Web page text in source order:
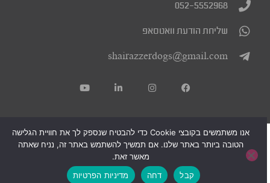
052-5552968
שליחת הודעת וואטסאפ
shairazzerdogs@gmail.com
אנו משתמשים בקובצי Cookie כדי להבטיח שנספק לך את חוויית הגלישה
הטובה ביותר באתר שלנו. אם תמשיך להשתמש באתר זה, נניח שאתה
מאשר זאת.
קבל
דחה מדיניות הפרטיות